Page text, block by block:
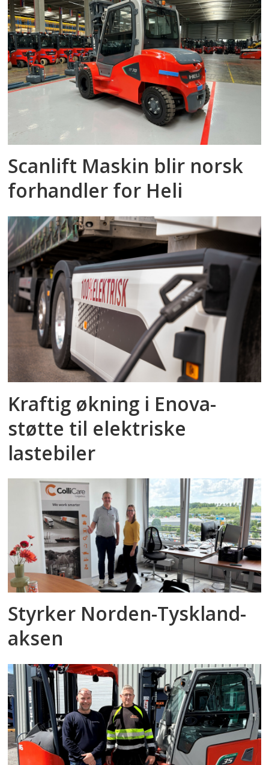
Scanlift Maskin blir norsk
forhandler for Heli
Kraftig økning i Enova-
støtte til elektriske
lastebiler
Styrker Norden-Tyskland-
aksen